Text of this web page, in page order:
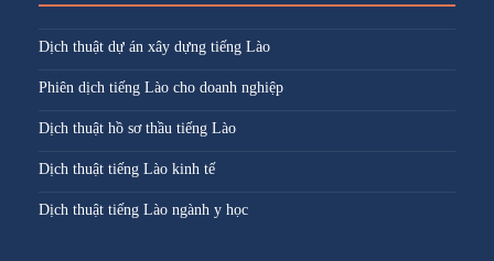
Dịch thuật dự án xây dựng tiếng Lào
Phiên dịch tiếng Lào cho doanh nghiệp
Dịch thuật hồ sơ thầu tiếng Lào
Dịch thuật tiếng Lào kinh tế
Dịch thuật tiếng Lào ngành y học